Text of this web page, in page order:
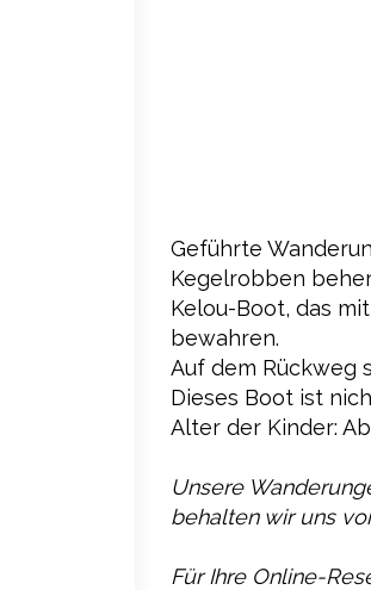
Geführte
Kegelrobben
Kelou-Boot, das
bewahren.
Auf dem Rückweg
Dieses Boot ist
Alter der Kinder:
Unsere
behalten wir uns
Für Ihre Online-